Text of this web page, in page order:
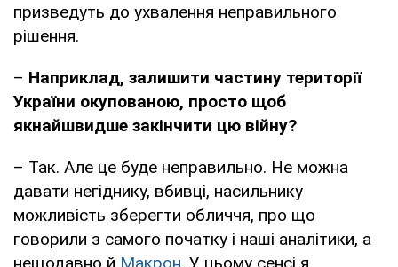
призведуть до ухвалення неправильного
рішення.
– Наприклад, залишити частину території
України окупованою, просто щоб
якнайшвидше закінчити цю війну?
– Так. Але це буде неправильно. Не можна
давати негіднику, вбивці, насильнику
можливість зберегти обличчя, про що
говорили з самого початку і наші аналітики, а
нещодавно й Макрон. У цьому сенсі я